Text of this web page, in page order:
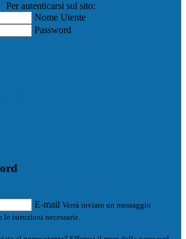
Per autenticarsi sul sito:
Nome Utente
Password
E-mail Verrà inviato un messaggio
istruzioni necessarie.